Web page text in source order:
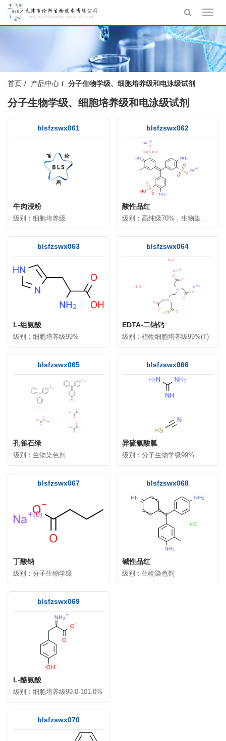
首页 产品中心 分子生物学级、细胞培养级和电泳级试剂
分子生物学级、细胞培养级和电泳级试剂
blsfzswx061
牛肉浸粉
级别：细胞培养级
blsfzswx062
酸性品红
blsfzswx063
L-组氨酸
级别：细胞培养级99%
blsfzswx064
EDTA-二钠钙
级别：植物细胞培养级99%(T)
blsfzswx065
孔雀石绿
级别：生物染色剂
blsfzswx066
异硫氰酸胍
级别：分子生物学级99%
blsfzswx067
丁酸钠
级别：分子生物学级
blsfzswx068
碱性品红
级别：生物染色剂
blsfzswx069
L-酪氨酸
级别：细胞培养级99.0-101.0%
blsfzswx070